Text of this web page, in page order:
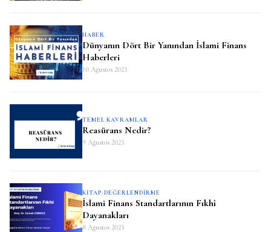
HABER
Dünyanın Dört Bir Yanından İslami Finans
Haberleri
10 Ağustos 2023
TEMEL KAVRAMLAR
Reasürans Nedir?
9 Ağustos 2023
KITAP-DEĞERLENDIRME
İslami Finans Standartlarının Fıkhî
Dayanakları
8 Ağustos 2023